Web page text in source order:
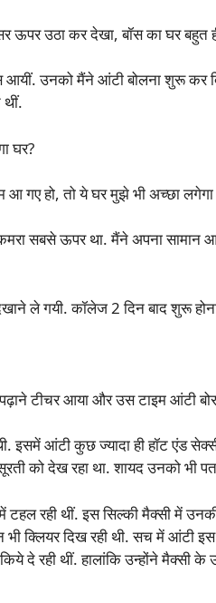
ऊपर उठा कर देखा, बॉस का घर
आयीं. उनको मैंने आंटी बोलना शुरू कर
घर?
आ गए हो, तो ये घर मुझे भी अच्छा
कमरा सबसे ऊपर था. मैंने अपना
ले गयी. कॉलेज 2 दिन बाद शुरू
टीचर आया और उस टाइम आंटी
इसमें आंटी कुछ ज्यादा ही हॉट एंड
को देख रहा था. शायद उनको भी
रही थीं. इस सिल्की मैक्सी में
क्लियर दिख रही थी. सच में आंटी
दे रही थीं. हालांकि उन्होंने